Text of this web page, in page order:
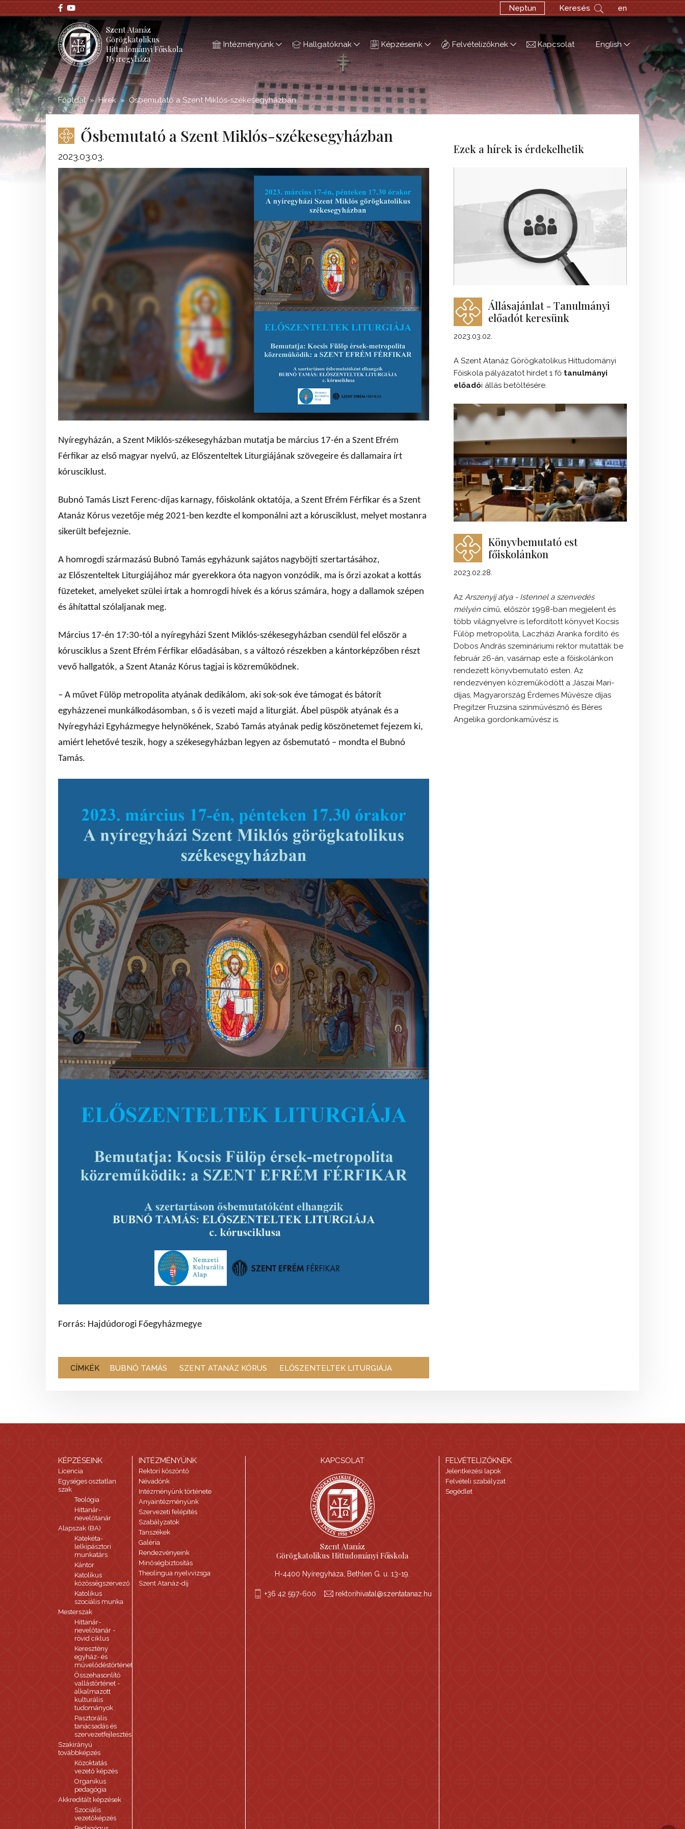
; Neptun Keresés en
Szent Atanáz
Görögkatolikus
Hittudományi Főiskola
Nyíregyháza
Intézményünk Hallgatóknak Képzéseink Felvételizőknek Kapcsolat English
Főoldal Hírek Ősbemutató a Szent Miklós-székesegyházban
Ősbemutató a Szent Miklós-székesegyházban
2023.03.03.
Nyíregyházán, a Szent Miklós-székesegyházban mutatja be március 17-én a Szent Efrém
Férfikar az első magyar nyelvű, az Előszenteltek Liturgiájának szövegeire és dallamaira írt
kórusciklust.
Bubnó Tamás Liszt Ferenc-díjas karnagy, főiskolánk oktatója, a Szent Efrém Férfikar és a Szent
Atanáz Kórus vezetője még 2021-ben kezdte el komponálni azt a kórusciklust, melyet mostanra
sikerült befejeznie.
A homrogdi származású Bubnó Tamás egyházunk sajátos nagyböjti szertartásához,
az Előszenteltek Liturgiájához már gyerekkora óta nagyon vonzódik, ma is őrzi azokat a kottás
füzeteket, amelyeket szülei írtak a homrogdi hívek és a kórus számára, hogy a dallamok szépen
és áhítattal szólaljanak meg.
Március 17-én 17:30-tól a nyíregyházi Szent Miklós-székesegyházban csendül fel először a
kórusciklus a Szent Efrém Férfikar előadásában, s a változó részekben a kántorképzőben részt
vevő hallgatók, a Szent Atanáz Kórus tagjai is közreműködnek.
– A művet Fülöp metropolita atyának dedikálom, aki sok-sok éve támogat és bátorít
egyházzenei munkálkodásomban, s ő is vezeti majd a liturgiát. Ábel püspök atyának és a
Nyíregyházi Egyházmegye helynökének, Szabó Tamás atyának pedig köszönetemet fejezem ki,
amiért lehetővé teszik, hogy a székesegyházban legyen az ősbemutató – mondta el Bubnó
Tamás.
Forrás: Hajdúdorogi Főegyházmegye
CÍMKÉK BUBNÓ TAMÁS SZENT ATANÁZ KÓRUS ELŐSZENTELTEK LITURGIÁJA
Ezek a hírek is érdekelhetik
Állásajánlat - Tanulmányi
előadót keresünk
2023.03.02.
A Szent Atanáz Görögkatolikus Hittudományi
Főiskola pályázatot hirdet 1 fő tanulmányi
előadói állás betöltésére.
Könyvbemutató est
főiskolánkon
2023.02.28.
Az Arszenyij atya - Istennel a szenvedés
mélyén című, először 1998-ban megjelent és
több világnyelvre is lefordított könyvet Kocsis
Fülöp metropolita, Laczházi Aranka fordító és
Dobos András szemináriumi rektor mutatták be
február 26-án, vasárnap este a főiskolánkon
rendezett könyvbemutató esten. Az
rendezvényen közreműködött a Jászai Mari-
díjas, Magyarország Érdemes Művésze díjas
Pregitzer Fruzsina színművésznő és Béres
Angelika gordonkaművész is.
KAPCSOLAT
Szent Atanáz
Görögkatolikus Hittudományi Főiskola
H-4400 Nyíregyháza, Bethlen G. u. 13-19.
+36 42 597-600 rektorihivatal@szentatanaz.hu
KÉPZÉSEINK
Licencia
Egységes osztatlan
szak
Teológia
Hittanár-
nevelőtanár
Alapszak (BA)
Katekéta-
lelkipásztori
munkatárs
Kántor
Katolikus
közösségszervező
Katolikus
szociális munka
Mesterszak
Hittanár-
nevelőtanár -
rövid ciklus
Keresztény
egyház- és
művelődéstörténet
Összehasonlító
vallástörténet -
alkalmazott
kulturális
tudományok
Pasztorális
tanácsadás és
szervezetfejlesztés
Szakirányú
továbbképzés
Közoktatás
vezető képzés
Organikus
pedagógia
Akkreditált képzések
Szociális
vezetőképzés
INTÉZMÉNYÜNK
Rektori köszöntő
Névadónk
Intézményünk története
Anyaintézményünk
Szervezeti felépítés
Szabályzatok
Tanszékek
Galéria
Rendezvényeink
Minőségbiztosítás
Theolingua nyelvvizsga
Szent Atanáz-díj
FELVÉTELIZŐKNEK
Jelentkezési lapok
Felvételi szabályzat
Segédlet